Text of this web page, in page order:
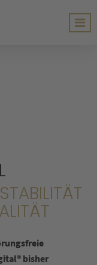
bisher